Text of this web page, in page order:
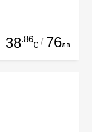
38.86
€ / 76лв.